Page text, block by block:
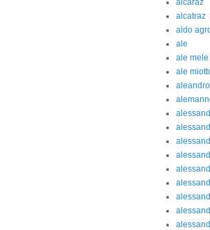
alcaraz
alcatraz
aldo
ale
ale mele
ale